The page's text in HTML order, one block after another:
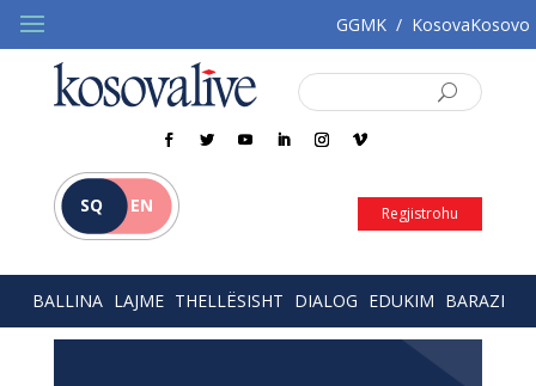
GGMK / KosovaKosovo
SQ EN Regjistrohu
BALLINA LAJME THELLËSISHT DIALOG EDUKIM BARAZI